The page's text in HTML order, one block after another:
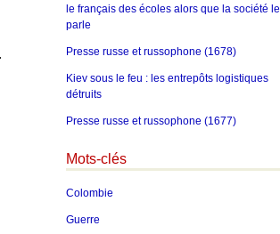
le français des écoles alors que la société le
parle
Presse russe et russophone (1678)
Kiev sous le feu : les entrepôts logistiques
détruits
Presse russe et russophone (1677)
Mots-clés
Colombie
Guerre